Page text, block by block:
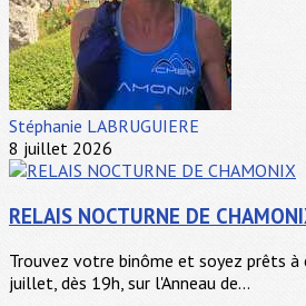
Stéphanie LABRUGUIERE
8 juillet 2026
RELAIS NOCTURNE DE
Trouvez votre binôme et soyez prêts à
juillet, dès 19h, sur l'Anneau de...